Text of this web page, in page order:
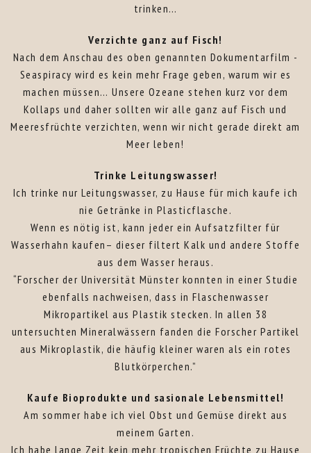
trinken…
Verzichte ganz auf Fisch!
Nach dem Anschau des oben genannten Dokumentarfilm -
Seaspiracy wird es kein mehr Frage geben, warum wir es
machen müssen… Unsere Ozeane stehen kurz vor dem
Kollaps und daher sollten wir alle ganz auf Fisch und
Meeresfrüchte verzichten, wenn wir nicht gerade direkt am
Meer leben!
Trinke Leitungswasser!
Ich trinke nur Leitungswasser, zu Hause für mich kaufe ich
nie Getränke in Plasticflasche.
Wenn es nötig ist, kann jeder ein Aufsatzfilter für
Wasserhahn kaufen– dieser filtert Kalk und andere Stoffe
aus dem Wasser heraus.
“Forscher der Universität Münster konnten in einer Studie
ebenfalls nachweisen, dass in Flaschenwasser
Mikropartikel aus Plastik stecken. In allen 38
untersuchten Mineralwässern fanden die Forscher Partikel
aus Mikroplastik, die häufig kleiner waren als ein rotes
Blutkörperchen.”
Kaufe Bioprodukte und sasionale Lebensmittel!
Am sommer habe ich viel Obst und Gemüse direkt aus
meinem Garten.
Ich habe lange Zeit kein mehr tropischen Früchte zu Hause